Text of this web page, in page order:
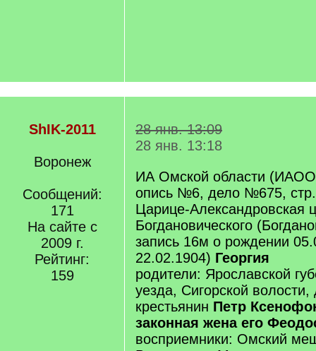
ShIK-2011
Воронеж
Сообщений:
171
На сайте с
2009 г.
Рейтинг:
159
28 янв. 13:09
28 янв. 13:18
ИА Омской области
опись №6, дело №675,
Царице-Александровская
Богдановического
запись 16м о рождении
22.02.1904) Георгия
родители: Ярославской
уезда, Сигорской
крестьянин Петр
законная жена его
восприемники: Омский